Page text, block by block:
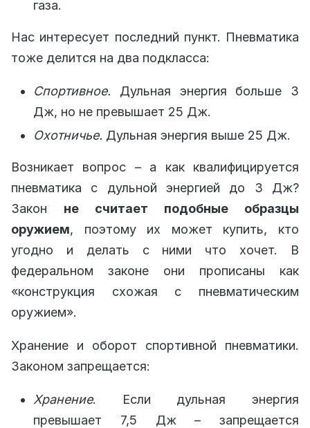
газа.
Нас интересует последний пункт. Пневматика
тоже делится на два подкласса:
Спортивное. Дульная энергия больше 3
Дж, но не превышает 25 Дж.
Охотничье. Дульная энергия выше 25 Дж.
Возникает вопрос – а как квалифицируется
пневматика с дульной энергией до 3 Дж?
Закон не считает подобные образцы
оружием, поэтому их может купить, кто
угодно и делать с ними что хочет. В
федеральном законе они прописаны как
«конструкция схожая с пневматическим
оружием».
Хранение и оборот спортивной пневматики.
Законом запрещается:
Хранение. Если дульная энергия
превышает 7,5 Дж – запрещается